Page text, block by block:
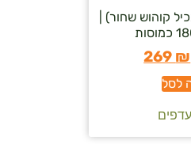
קוהוש שחור) |
269 ₪
לסל